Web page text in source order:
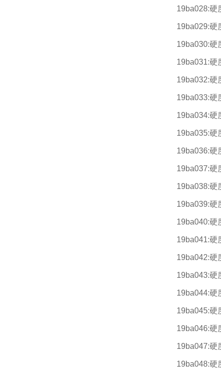
19ba028:硬
19ba029:硬
19ba030:硬
19ba031:硬
19ba032:硬
19ba033:硬
19ba034:硬
19ba035:硬
19ba036:硬
19ba037:硬
19ba038:硬
19ba039:硬
19ba040:硬
19ba041:硬
19ba042:硬
19ba043:硬
19ba044:硬
19ba045:硬
19ba046:硬
19ba047:硬
19ba048:硬